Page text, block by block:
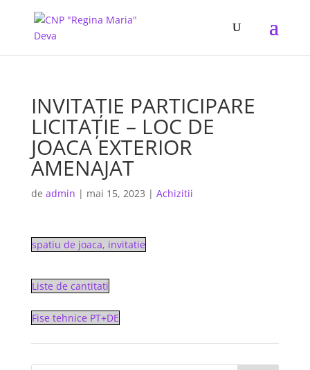
INVITAȚIE PARTICIPARE
LICITAȚIE – LOC DE
JOACA EXTERIOR
AMENAJAT
de admin | mai 15, 2023 | Achizitii
spatiu de joaca, invitatie
Liste de cantitati
Fise tehnice PT+DE